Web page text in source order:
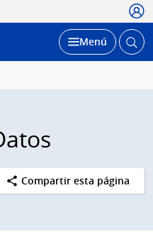
Desplegar
Menú Abrir
Compartir esta página